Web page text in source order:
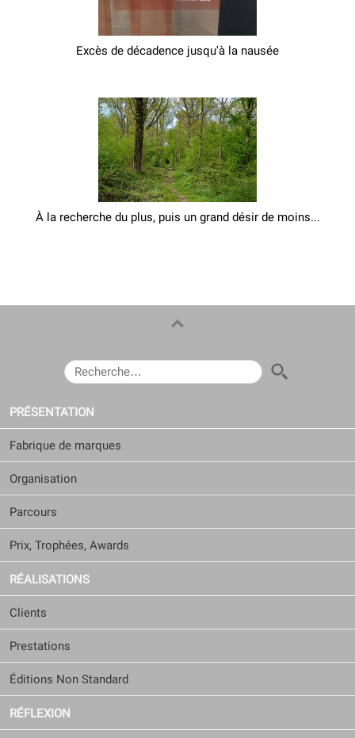
Excès de décadence jusqu'à la nausée
À la recherche du plus, puis un grand désir de moins...
RECHERCHER :
PRÉSENTATION
Fabrique de marques
Organisation
Parcours
Prix, Trophées, Awards
RÉALISATIONS
Clients
Prestations
Éditions Non Standard
RÉFLEXION